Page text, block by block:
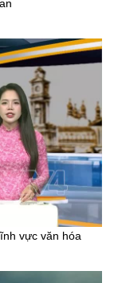
vực văn hóa